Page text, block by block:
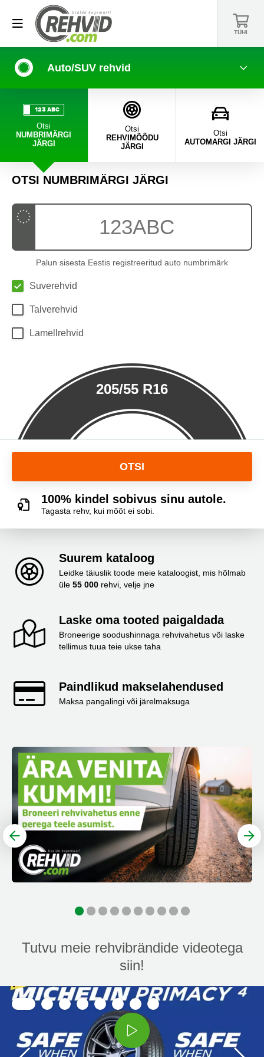
TÜHI
Auto/SUV rehvid
123 ABC
Otsi
NUMBRIMÄRGI
JÄRGI
Otsi
REHVIMÕÕDU
JÄRGI
Otsi
AUTOMARGI JÄRGI
OTSI NUMBRIMÄRGI JÄRGI
Palun sisesta Eestis registreeritud auto numbrimärk
Suverehvid
Talverehvid
Lamellrehvid
205/55 R16
OTSI
100% kindel sobivus sinu autole.
Tagasta rehv, kui mõõt ei sobi.
Suurem kataloog
Leidke täiuslik toode meie kataloogist, mis hõlmab
üle 55 000 rehvi, velje jne
Laske oma tooted paigaldada
Broneerige soodushinnaga rehvivahetus või laske
tellimus tuua teie ukse taha
Paindlikud makselahendused
Maksa pangalingi või järelmaksuga
Tutvu meie rehvibrändide videotega
siin!